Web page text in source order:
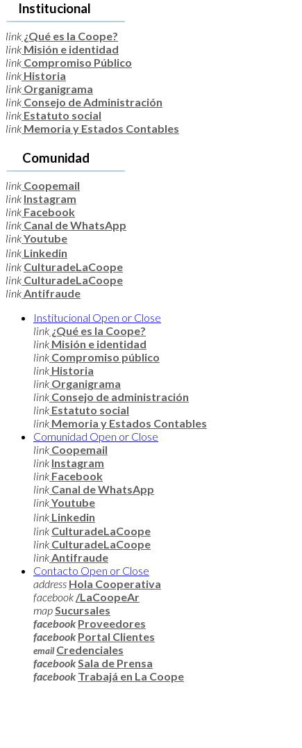
Institucional
link ¿Qué es la Coope?
link Misión e identidad
link Compromiso Público
link Historia
link Organigrama
link Consejo de Administración
link Estatuto social
link Memoria y Estados Contables
Comunidad
link Coopemail
link Instagram
link Facebook
link Canal de WhatsApp
linkYoutube
link Linkedin
link CulturadeLaCoope
link CulturadeLaCoope
linkAntifraude
Institucional Open or Close
link ¿Qué es la Coope?
link Misión e identidad
link Compromiso público
link Historia
link Organigrama
link Consejo de administración
link Estatuto social
link Memoria y Estados Contables
Comunidad Open or Close
link Coopemail
link Instagram
link Facebook
link Canal de WhatsApp
linkYoutube
link Linkedin
link CulturadeLaCoope
link CulturadeLaCoope
linkAntifraude
Contacto Open or Close
address Hola Cooperativa
facebook /LaCoopeAr
mapSucursales
facebook Proveedores
facebook Portal Clientes
email Credenciales
facebookSala de Prensa
facebook Trabajá en La Coope